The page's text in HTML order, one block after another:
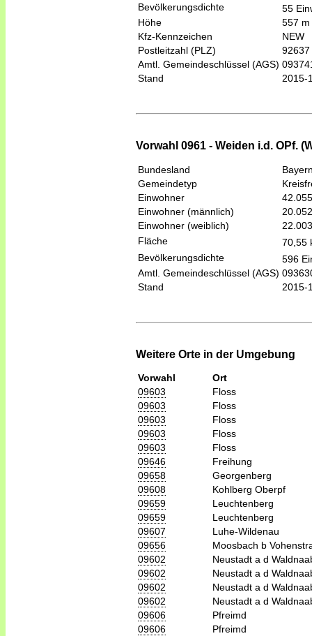
Bevölkerungsdichte
55
Höhe
557 m
Kfz-Kennzeichen
NEW
Postleitzahl (PLZ)
92637
Amtl. Gemeindeschlüssel (AGS)
Stand
2015-
Vorwahl 0961 - Weiden i.d. OPf.
Bundesland
Gemeindetyp
Einwohner
42.055
Einwohner (männlich)
20.052
Einwohner (weiblich)
22.003
Fläche
70,55
Bevölkerungsdichte
596
Amtl. Gemeindeschlüssel (AGS)
Stand
2015-
Weitere Orte in der Umgebung
Vorwahl
Ort
09603
Floss
09603
Floss
09603
Floss
09603
Floss
09603
Floss
09646
Freihung
09658
Georgenberg
09608
Kohlberg Oberpf
09659
Leuchtenberg
09659
Leuchtenberg
09607
Luhe-Wildenau
09656
Moosbach b
09602
Neustadt a d
09602
Neustadt a d
09602
Neustadt a d
09602
Neustadt a d
09606
Pfreimd
09606
Pfreimd